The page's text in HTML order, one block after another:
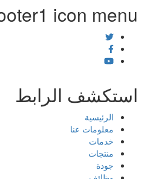
footer1 icon menu
استكشف الرابط
الرئيسية
معلومات عنا
خدمات
منتجات
جودة